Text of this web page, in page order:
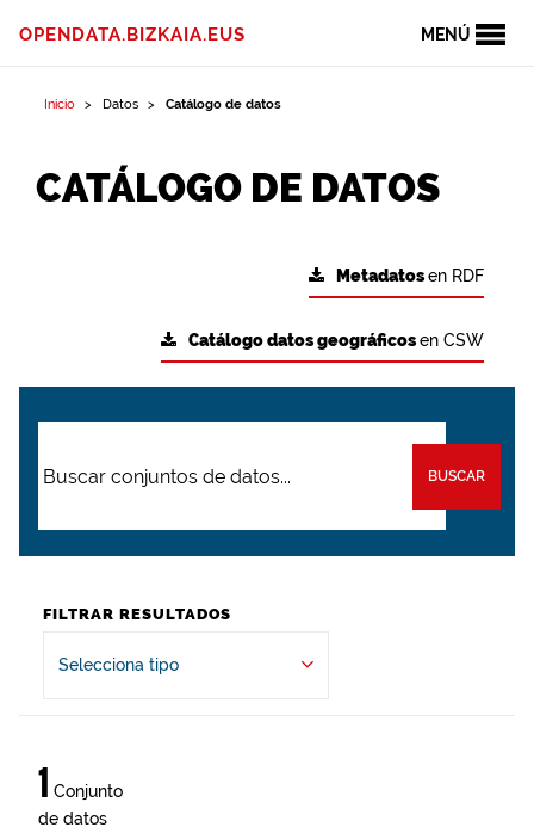
MENÚ
OPENDATA.BIZKAIA.EUS
Inicio Datos Catálogo de datos
CATÁLOGO DE DATOS
Metadatosen RDF
Catálogo datos geográficosen CSW
BUSCAR
FILTRAR RESULTADOS
Selecciona tipo
1 Conjunto
de datos